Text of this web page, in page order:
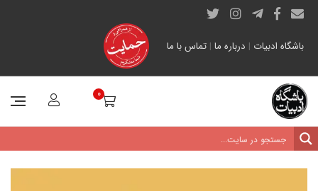
باشگاه ادبیات | درباره ما | تماس با ما
0